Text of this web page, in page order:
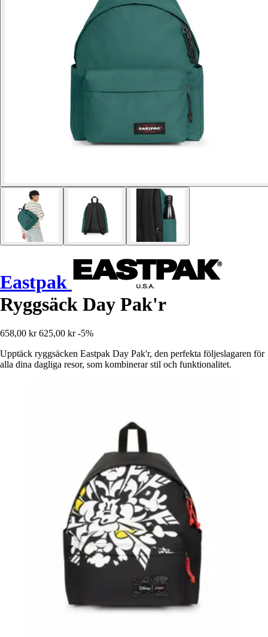
Eastpak
Ryggsäck Day Pak'r
658,00 kr 625,00 kr -5%
Upptäck ryggsäcken Eastpak Day Pak'r, den perfekta följeslagaren för
alla dina dagliga resor, som kombinerar stil och funktionalitet.